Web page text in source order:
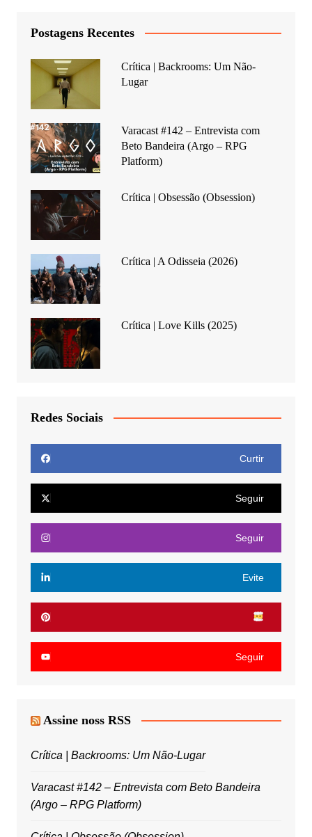
Postagens Recentes
Crítica | Backrooms: Um Não-
Lugar
Varacast #142 – Entrevista com
Beto Bandeira (Argo – RPG
Platform)
Crítica | Obsessão (Obsession)
Crítica | A Odisseia (2026)
Crítica | Love Kills (2025)
Redes Sociais
Curtir
Seguir
Seguir
Evite
Seguir
Assine noss RSS
Crítica | Backrooms: Um Não-Lugar
Varacast #142 – Entrevista com Beto Bandeira
(Argo – RPG Platform)